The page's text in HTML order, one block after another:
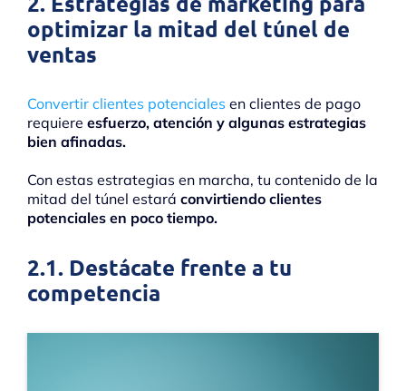
optimizar la mitad del túnel de
ventas
Convertir clientes potenciales en clientes de pago
requiere esfuerzo, atención y algunas estrategias
bien afinadas.
Con estas estrategias en marcha, tu contenido de la
mitad del túnel estará convirtiendo clientes
potenciales en poco tiempo.
2.1. Destácate frente a tu
competencia